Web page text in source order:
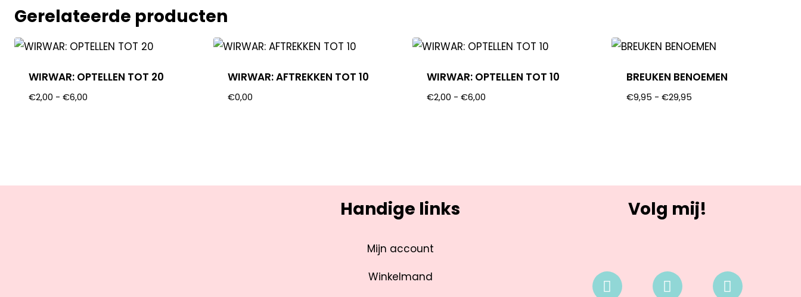
Gerelateerde producten
WIRWAR: OPTELLEN TOT 20
€2,00 - €6,00
WIRWAR: AFTREKKEN TOT 10
€0,00
WIRWAR: OPTELLEN TOT 10
€2,00 - €6,00
BREUKEN BENOEMEN
€9,95 - €29,95
Handige links
Mijn account
Winkelmand
Volg mij!